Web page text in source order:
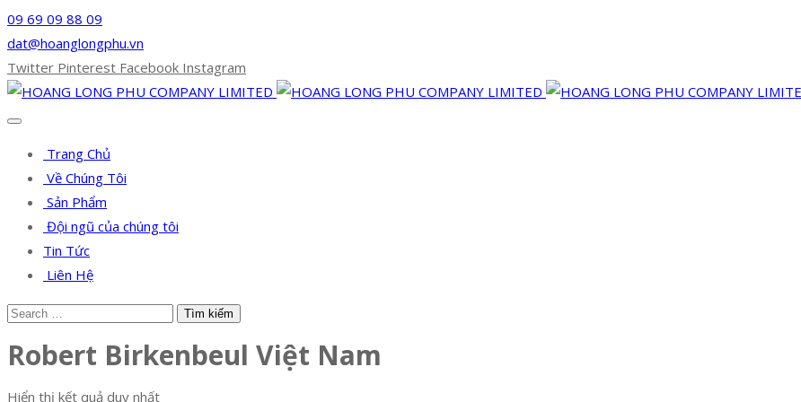
09 69 09 88 09
dat@hoanglongphu.vn
Twitter Pinterest Facebook Instagram
Trang Chủ
Về Chúng Tôi
Sản Phẩm
Đội ngũ của chúng tôi
Tin Tức
Liên Hệ
Robert Birkenbeul Việt Nam
Hiển thị kết quả duy nhất